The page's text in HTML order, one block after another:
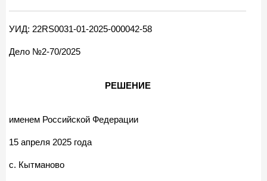
УИД: 22RS0031-01-2025-000042-58
Дело №2-70/2025
РЕШЕНИЕ
именем Российской Федерации
15 апреля 2025 года
с. Кытманово